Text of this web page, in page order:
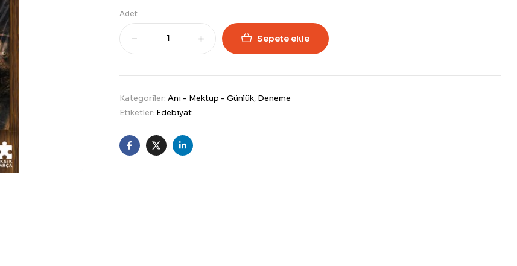
Adet
Sepete ekle
Kategoriler: Anı - Mektup - Günlük, Deneme
Etiketler: Edebiyat
FacebookTwitterLinkedin